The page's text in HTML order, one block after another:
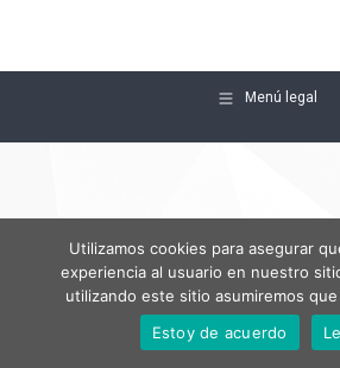
Menú legal
Utilizamos cookies para asegurar
experiencia al usuario en nuestro
utilizando este sitio asumiremos
Estoy de acuerdo